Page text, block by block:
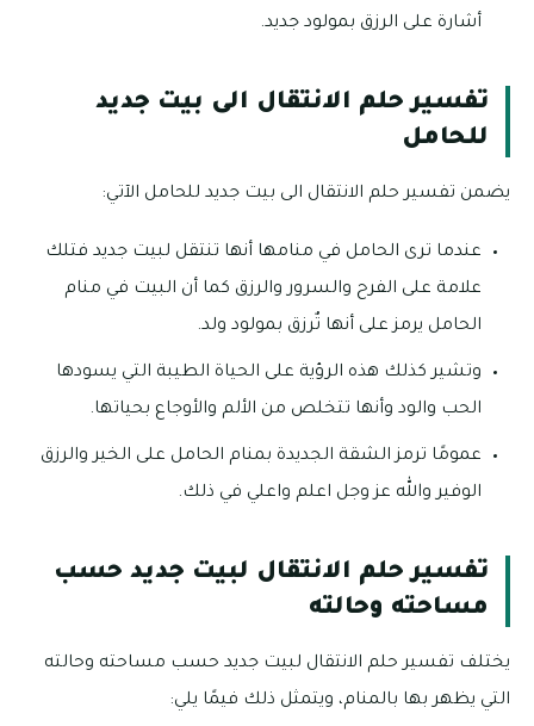
أشارة على الرزق بمولود جديد.
تفسير حلم الانتقال الى بيت جديد
للحامل
يضمن تفسير حلم الانتقال الى بيت جديد للحامل الآتي:
عندما ترى الحامل في منامها أنها تنتقل لبيت جديد فتلك
علامة على الفرح والسرور والرزق كما أن البيت في منام
الحامل يرمز على أنها تٌرزق بمولود ولد.
وتشير كذلك هذه الرؤية على الحياة الطيبة التي يسودها
الحب والود وأنها تتخلص من الألم والأوجاع بحياتها.
عمومًا ترمز الشقة الجديدة بمنام الحامل على الخير والرزق
الوفير والله عز وجل اعلم واعلي في ذلك.
تفسير حلم الانتقال لبيت جديد حسب
مساحته وحالته
يختلف تفسير حلم الانتقال لبيت جديد حسب مساحته وحالته
التي يظهر بها بالمنام، ويتمثل ذلك فيمًا يلي: